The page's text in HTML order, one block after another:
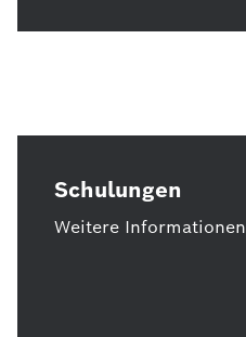
Schulungen
Weitere Informationen